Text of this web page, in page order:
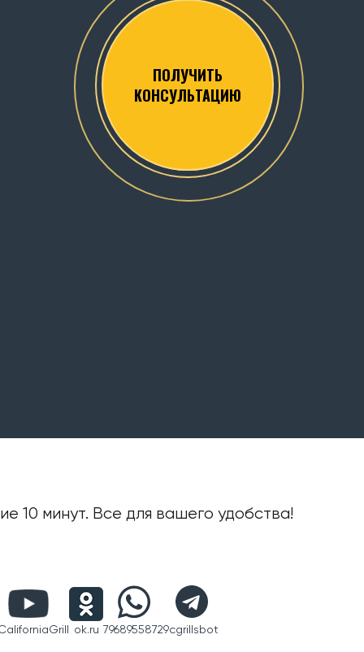
ПОЛУЧИТЬ
КОНСУЛЬТАЦИЮ
10 минут. Все для вашего удобства!
ok.ru 79689558729cgrillsbot